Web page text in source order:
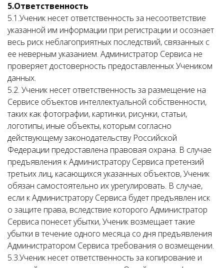
5.Ответственность
5.1.Ученик несет ответственность за несоответствие
указанной им информации при регистрации и осознает
весь риск неблагоприятных последствий, связанных с
ее неверным указанием. Администратор Сервиса не
проверяет достоверность предоставленных Учеником
данных.
5.2. Ученик несет ответственность за размещение на
Сервисе объектов интеллектуальной собственности,
таких как фотографии, картинки, рисунки, статьи,
логотипы, иные объекты, которым согласно
действующему законодательству Российской
Федерации предоставлена правовая охрана. В случае
предъявления к Администратору Сервиса претензий
третьих лиц, касающихся указанных объектов, Ученик
обязан самостоятельно их урегулировать. В случае,
если к Администратору Сервиса будет предъявлен иск
о защите права, вследствие которого Администратор
Сервиса понесет убытки, Ученик возмещает такие
убытки в течение одного месяца со дня предъявления
Администратором Сервиса требования о возмещении.
5.3.Ученик несет ответственность за копирование и